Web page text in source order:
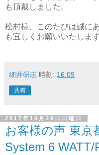
も頂戴しました。
松村様、このたびは誠に
も宜しくお願いいたします
細井研志 時刻: 16:09
共有
2017年10月29日日曜日
お客様の声 東京
System 6